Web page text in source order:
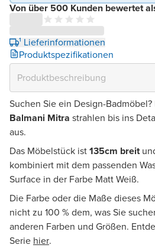
Von über 500 Kunden bewertet
¹ Lieferinformationen
Produktspezifikationen
Suchen Sie ein Design-
Balmani Mitra strahlen bis ins
aus.
Das Möbelstück ist135cm breit
kombiniert mit dem passenden
Surface in der Farbe Matt Weiß.
Die Farbe oder die Maße dieses
nicht zu 100 % dem, was Sie
anderen Farben und Größen.
Serie hier.